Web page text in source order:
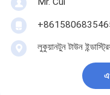
লুকুয়ানটুন টাউন